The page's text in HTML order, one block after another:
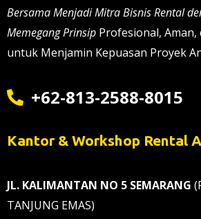
Bersama Menjadi Mitra Bisnis Rental
Memegang Prinsip Profesional, Aman,
untuk Menjamin Kepuasan Proyek
+62-813-2588-8015
Kantor & Workshop Rental
JL. KALIMANTAN NO 5 SEMARANG
TANJUNG EMAS)